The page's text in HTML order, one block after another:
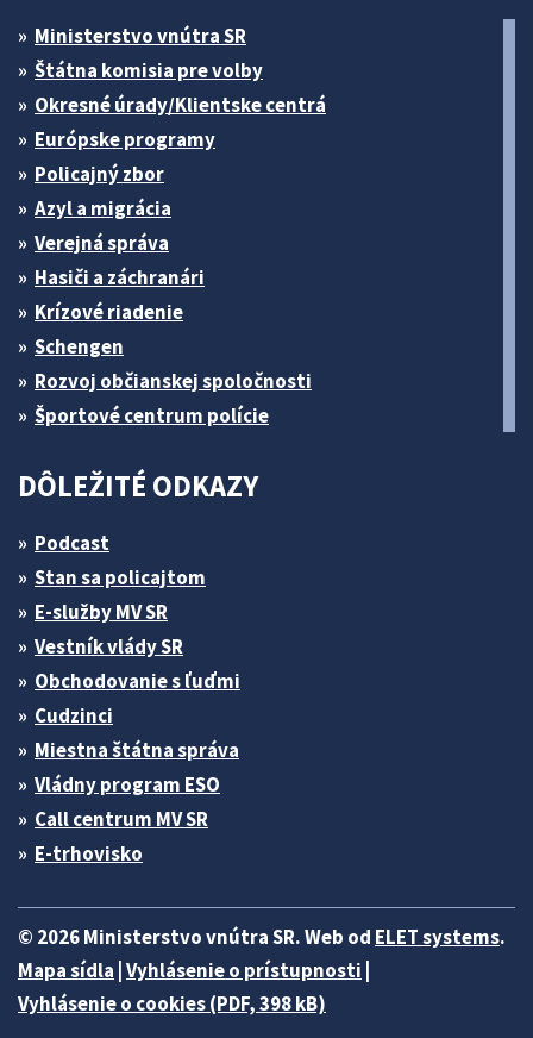
Ministerstvo vnútra SR
Štátna komisia pre volby
Okresné úrady/Klientske centrá
Európske programy
Policajný zbor
Azyl a migrácia
Verejná správa
Hasiči a záchranári
Krízové riadenie
Schengen
Rozvoj občianskej spoločnosti
Športové centrum polície
DÔLEŽITÉ ODKAZY
Podcast
Stan sa policajtom
E-služby MV SR
Vestník vlády SR
Obchodovanie s ľuďmi
Cudzinci
Miestna štátna správa
Vládny program ESO
Call centrum MV SR
E-trhovisko
© 2026 Ministerstvo vnútra SR. Web od ELET systems.
Mapa sídla Vyhlásenie o prístupnosti
Vyhlásenie o cookies (PDF, 398 kB)